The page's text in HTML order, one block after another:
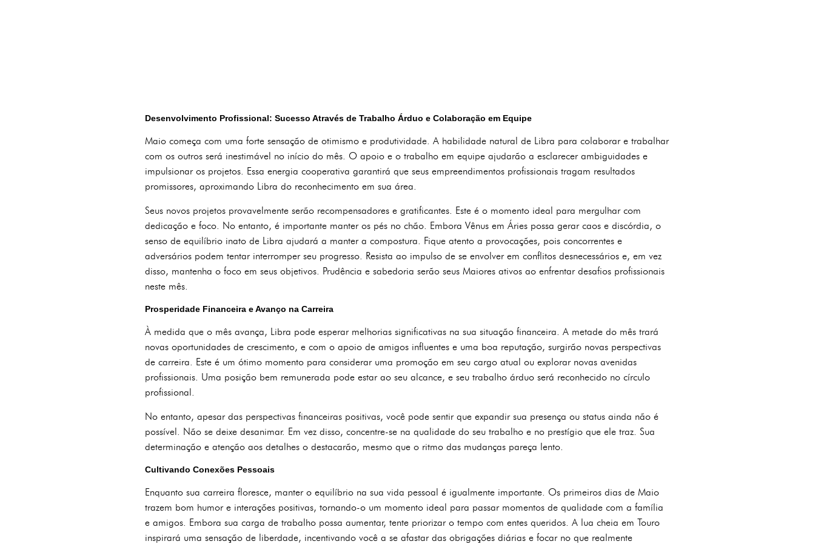
Desenvolvimento Profissional: Sucesso Através de Trabalho Árduo e Colaboração em Equipe
Maio começa com uma forte sensação de otimismo e produtividade. A habilidade natural de Libra para colaborar e trabalhar
com os outros será inestimável no início do mês. O apoio e o trabalho em equipe ajudarão a esclarecer ambiguidades e
impulsionar os projetos. Essa energia cooperativa garantirá que seus empreendimentos profissionais tragam resultados
promissores, aproximando Libra do reconhecimento em sua área.
Seus novos projetos provavelmente serão recompensadores e gratificantes. Este é o momento ideal para mergulhar com
dedicação e foco. No entanto, é importante manter os pés no chão. Embora Vênus em Áries possa gerar caos e discórdia, o
senso de equilíbrio inato de Libra ajudará a manter a compostura. Fique atento a provocações, pois concorrentes e
adversários podem tentar interromper seu progresso. Resista ao impulso de se envolver em conflitos desnecessários e, em vez
disso, mantenha o foco em seus objetivos. Prudência e sabedoria serão seus Maiores ativos ao enfrentar desafios profissionais
neste mês.
Prosperidade Financeira e Avanço na Carreira
À medida que o mês avança, Libra pode esperar melhorias significativas na sua situação financeira. A metade do mês trará
novas oportunidades de crescimento, e com o apoio de amigos influentes e uma boa reputação, surgirão novas perspectivas
de carreira. Este é um ótimo momento para considerar uma promoção em seu cargo atual ou explorar novas avenidas
profissionais. Uma posição bem remunerada pode estar ao seu alcance, e seu trabalho árduo será reconhecido no círculo
profissional.
No entanto, apesar das perspectivas financeiras positivas, você pode sentir que expandir sua presença ou status ainda não é
possível. Não se deixe desanimar. Em vez disso, concentre-se na qualidade do seu trabalho e no prestígio que ele traz. Sua
determinação e atenção aos detalhes o destacarão, mesmo que o ritmo das mudanças pareça lento.
Cultivando Conexões Pessoais
Enquanto sua carreira floresce, manter o equilíbrio na sua vida pessoal é igualmente importante. Os primeiros dias de Maio
trazem bom humor e interações positivas, tornando-o um momento ideal para passar momentos de qualidade com a família
e amigos. Embora sua carga de trabalho possa aumentar, tente priorizar o tempo com entes queridos. A lua cheia em Touro
inspirará uma sensação de liberdade, incentivando você a se afastar das obrigações diárias e focar no que realmente